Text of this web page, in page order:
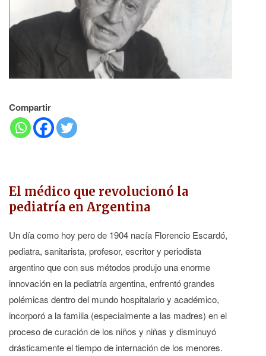
Compartir
El médico que revolucionó la
pediatría en Argentina
Un día como hoy pero de 1904 nacía Florencio Escardó,
pediatra, sanitarista, profesor, escritor y periodista
argentino que con sus métodos produjo una enorme
innovación en la pediatría argentina, enfrentó grandes
polémicas dentro del mundo hospitalario y académico,
incorporó a la familia (especialmente a las madres) en el
proceso de curación de los niños y niñas y disminuyó
drásticamente el tiempo de internación de los menores.